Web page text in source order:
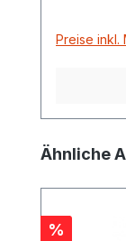
Preise inkl.
Ähnliche
Rabatt
%